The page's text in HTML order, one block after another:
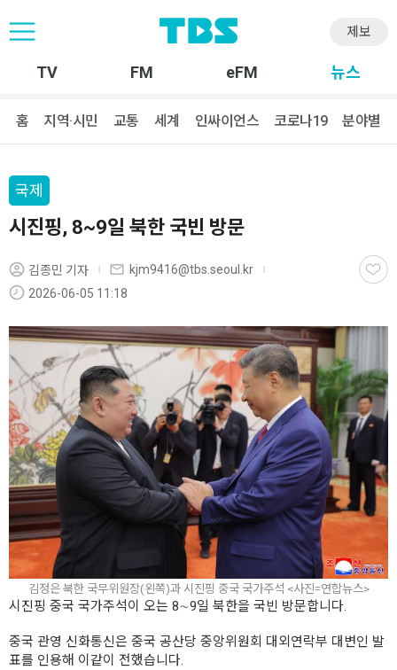
제보
TV FM eFM 뉴스
홈 지역·시민 교통 세계 인싸이언스 코로나19 분야별
국제
시진핑, 8~9일 북한 국빈 방문
김종민 기자
kjm9416@tbs.seoul.kr
2026-06-05 11:18
김정은 북한 국무위원장(왼쪽)과 시진핑 중국 국가주석 <사진=연합뉴스>
시진핑 중국 국가주석이 오는 8∼9일 북한을 국빈 방문합니다.
중국 관영 신화통신은 중국 공산당 중앙위원회 대외연락부 대변인 발
표를 인용해 이같이 전했습니다.